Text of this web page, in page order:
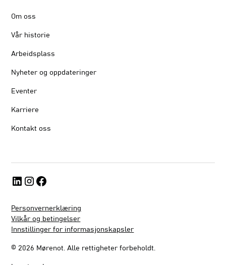
Om oss
Vår historie
Arbeidsplass
Nyheter og oppdateringer
Eventer
Karriere
Kontakt oss
©2026 Mørenot. Alle rettigheter forbeholdt.
Personvernerklæring
Vilkår og betingelser
Innstillinger for informasjonskapsler